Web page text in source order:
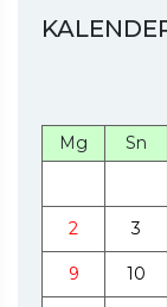
Mg Sn
2 3
9 10